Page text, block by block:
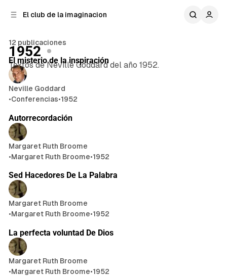
El club de la imaginacion
12 publicaciones
1952
Textos de Neville Goddard del año 1952.
Publicaciones
El misterio de la inspiración
Neville Goddard
•Conferencias•1952
Autorrecordación
Margaret Ruth Broome
•Margaret Ruth Broome•1952
Sed Hacedores De La Palabra
Margaret Ruth Broome
•Margaret Ruth Broome•1952
La perfecta voluntad De Dios
Margaret Ruth Broome
•Margaret Ruth Broome•1952